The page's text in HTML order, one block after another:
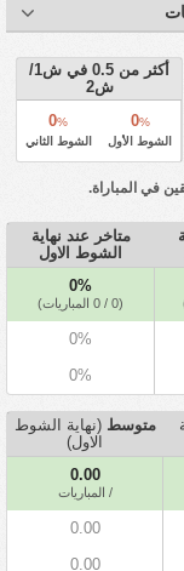
أكثر من 0.5 في ش1/
ش2
0%
الشوط الأول
0%
الشوط الثاني
متاخر عند نهاية
الشوط الاول
0%
(0 / 0 المباريات)
0%
0%
متوسط (نهاية الشوط
الاول)
0.00
/ المباريات
0.00
0.00